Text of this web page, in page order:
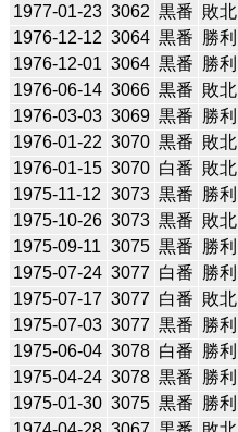
1977-01-23 3062 黒番 敗北
1976-12-12 3064 黒番 勝利
1976-12-01 3064 黒番 勝利
1976-06-14 3066 黒番 敗北
1976-03-03 3069 黒番 勝利
1976-01-22 3070 黒番 敗北
1976-01-15 3070 白番 敗北
1975-11-12 3073 黒番 勝利
1975-10-26 3073 黒番 敗北
1975-09-11 3075 黒番 勝利
1975-07-24 3077 白番 勝利
1975-07-17 3077 白番 敗北
1975-07-03 3077 黒番 勝利
1975-06-04 3078 白番 勝利
1975-04-24 3078 黒番 勝利
1975-01-30 3075 黒番 勝利